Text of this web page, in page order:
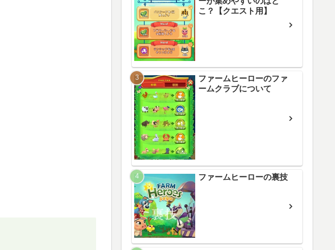
こ？【クエスト用】
ファームヒーローのファ
ームクラブについて
ファームヒーローの裏技